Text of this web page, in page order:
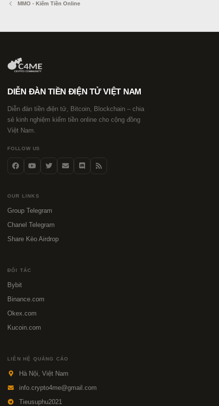
MMO - Kiếm Tiền Online
DIỄN ĐÀN TIỀN ĐIỆN TỬ VIỆT NAM
Diễn đàn tiền điện tử, Bitcoin, Blockchain – chia
sẻ kinh nghiệm kiếm tiền online cho cộng đồng
Việt Nam.
FOLLOW US
OUR LINKS
Group Telegram
Chanel Telegram
Share Kèo Airdrop
ĐỐI TÁC
Bybit
Binance.com
Okex.com
Kucoin.com
LIÊN HỆ QUẢNG CÁO
Hà Nội, Việt Nam
info.crypto4me@gmail.com
Tieusuphu2021